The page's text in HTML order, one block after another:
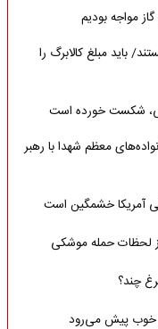
مواجه بودیم
باید مبلغ کالابرگ را
شکست خورده است
معظم شهدا با رهبر
آمریکا خشمگین است
لحظات حمله موشکی
چند؟
خوب پیش می‌رود